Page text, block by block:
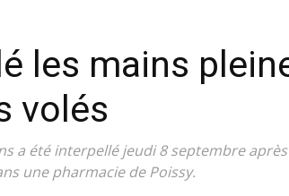
les mains
volés
a été interpellé jeudi 8 septembre
une pharmacie de Poissy.